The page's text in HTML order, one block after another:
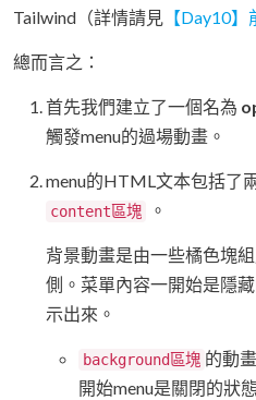
Tailwind（詳情請見 【Day10
總而言之：
首先我們建立了一個名為
觸發menu的過場動畫。
menu的HTML文本包括了
content區塊 。
背景動畫是由一些橘色塊
側。菜單內容一開始是隱
示出來。
background區塊 的動
開始menu是關閉的狀